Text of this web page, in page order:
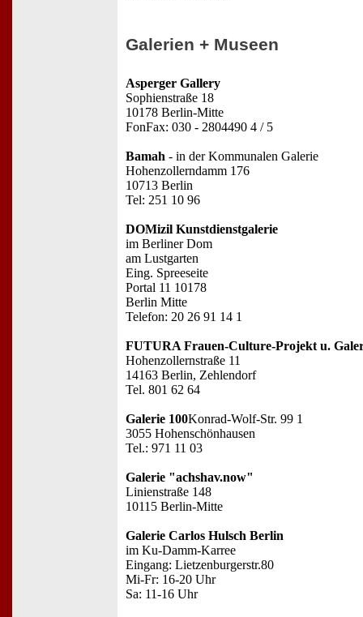
Galerien + Museen
Asperger Gallery
Sophienstraße 18
10178 Berlin-Mitte
FonFax: 030 - 2804490 4 / 5
Bamah - in der Kommunalen Galerie
Hohenzollerndamm 176
10713 Berlin
Tel: 251 10 96
DOMizil Kunstdienstgalerie
im Berliner Dom
am Lustgarten
Eing. Spreeseite
Portal 11 10178
Berlin Mitte
Telefon: 20 26 91 14 1
FUTURA Frauen-Culture-Projekt u.
Hohenzollernstraße 11
14163 Berlin, Zehlendorf
Tel. 801 62 64
Galerie 100Konrad-Wolf-Str. 99 1
3055 Hohenschönhausen
Tel.: 971 11 03
Galerie "achshav.now"
Linienstraße 148
10115 Berlin-Mitte
Galerie Carlos Hulsch Berlin
im Ku-Damm-Karree
Eingang: Lietzenburgerstr.80
Mi-Fr: 16-20 Uhr
Sa: 11-16 Uhr